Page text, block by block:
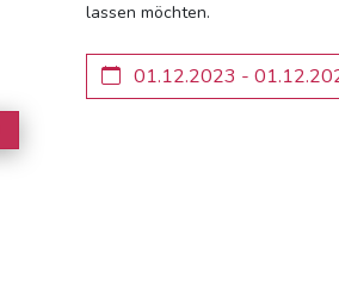
lassen möchten.